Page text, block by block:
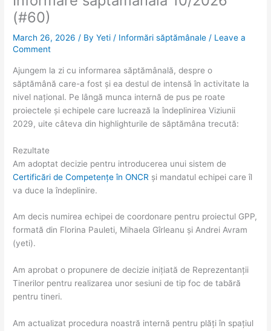
(#60)
March 26, 2026 / ByYeti / Informări săptămânale / Leave a
Comment
Ajungem la zi cu informarea săptămânală, despre o
săptămână care-a fost și ea destul de intensă în activitate la
nivel național. Pe lângă munca internă de pus pe roate
proiectele și echipele care lucrează la îndeplinirea Viziunii
2029, uite câteva din highlighturile de săptămâna trecută:
Rezultate
Am adoptat decizie pentru introducerea unui sistem de
Certificări de Competențe în ONCR și mandatul echipei care îl
va duce la îndeplinire.
Am decis numirea echipei de coordonare pentru proiectul GPP,
formată din Florina Pauleti, Mihaela Gîrleanu și Andrei Avram
(yeti).
Am aprobat o propunere de decizie inițiată de Reprezentanții
Tinerilor pentru realizarea unor sesiuni de tip foc de tabără
pentru tineri.
Am actualizat procedura noastră internă pentru plăți în spațiul